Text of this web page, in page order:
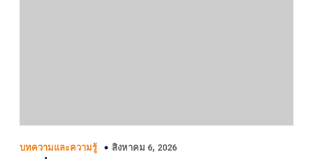
บทความและความรู้ สิงหาคม 6, 2026